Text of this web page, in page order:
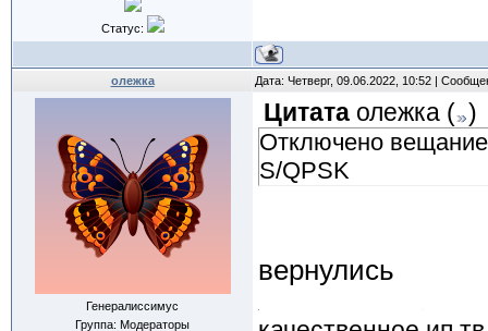
Статус:
олежка Дата: Четверг, 09.06.2022, 10:52 |
Генералиссимус
Группа: Модераторы
Цитата олежка ( )
Отключено
S/QPSK
вернулись